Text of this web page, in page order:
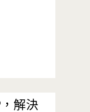
解決